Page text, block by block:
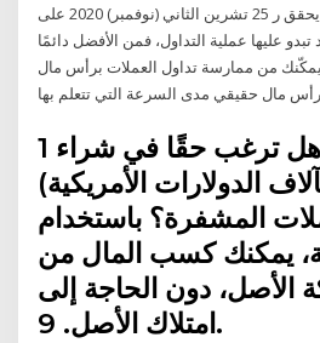
إلى مدير الإستراتيجية عندما يحقق ر 25 تشرين الثاني (نوفمبر) 2020 على
عليها عملية التداول، فمن الأفضل دائمًا
يمكّنك من ممارسة تداول العملات برأس مال
مال حقيقي مدى السرعة التي تتعلم بها
هل ترغب حقًا في شراء 1 Bitcoin
(بآلاف الدولارات الأمريكية) لمجرد محاولة
المشفرة؟ باستخدام
يمكنك كسب المال من
الأصل، دون الحاجة إلى
امتلاك الأصل. 9.